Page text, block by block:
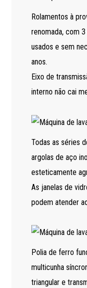
Rolamentos à
renomada, com
usados ​​e sem
anos.
Eixo de
interno não cai
Todas as séries
argolas de aço
esteticamente
As janelas de
podem atender
Polia de ferro
multicunha
triangular e